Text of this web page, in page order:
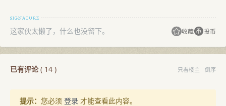
这家伙太懒了，什么也没留下。 收藏 投币
已有评论( 14 ) 只看楼主 倒序
提示： 您必须 登录 才能查看此内容。